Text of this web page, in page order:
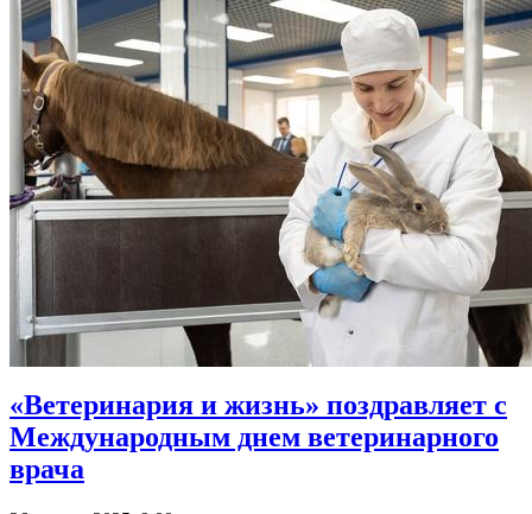
«Ветеринария и жизнь» поздравляет с
Международным днем ветеринарного
врача